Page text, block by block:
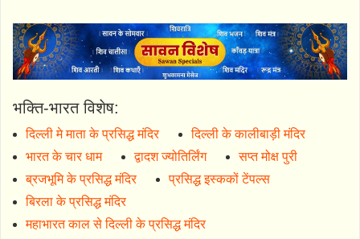
भक्ति-भारत विशेष:
दिल्ली मे माता के प्रसिद्ध मंदिर
दिल्ली के कालीबाड़ी मंदिर
भारत के चार धाम
द्वादश ज्योतिर्लिंग
सप्त मोक्ष पुरी
ब्रजभूमि के प्रसिद्ध मंदिर
प्रसिद्ध इस्ककों टेंपल्स
बिरला के प्रसिद्ध मंदिर
महाभारत काल से दिल्ली के प्रसिद्ध मंदिर